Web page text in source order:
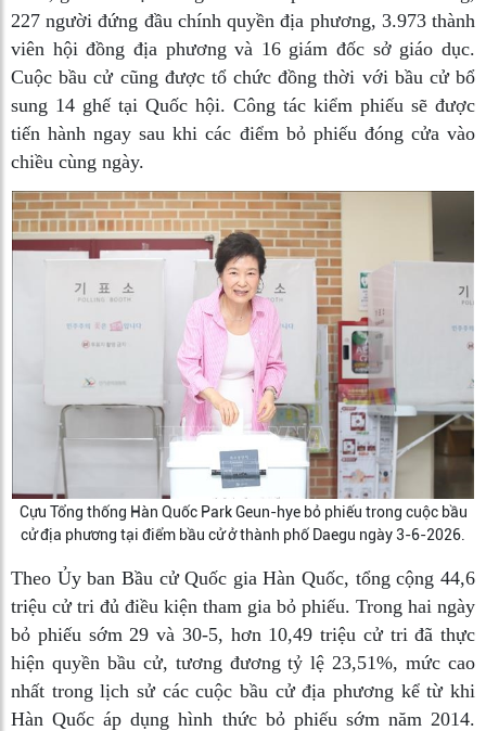
227 người đứng đầu chính quyền địa phương, 3.973 thành
viên hội đồng địa phương và 16 giám đốc sở giáo dục.
Cuộc bầu cử cũng được tổ chức đồng thời với bầu cử bổ
sung 14 ghế tại Quốc hội. Công tác kiểm phiếu sẽ được
tiến hành ngay sau khi các điểm bỏ phiếu đóng cửa vào
chiều cùng ngày.
Cựu Tổng thống Hàn Quốc Park Geun-hye bỏ phiếu trong cuộc bầu
cử địa phương tại điểm bầu cử ở thành phố Daegu ngày 3-6-2026.
Theo Ủy ban Bầu cử Quốc gia Hàn Quốc, tổng cộng 44,6
triệu cử tri đủ điều kiện tham gia bỏ phiếu. Trong hai ngày
bỏ phiếu sớm 29 và 30-5, hơn 10,49 triệu cử tri đã thực
hiện quyền bầu cử, tương đương tỷ lệ 23,51%, mức cao
nhất trong lịch sử các cuộc bầu cử địa phương kể từ khi
Hàn Quốc áp dụng hình thức bỏ phiếu sớm năm 2014.